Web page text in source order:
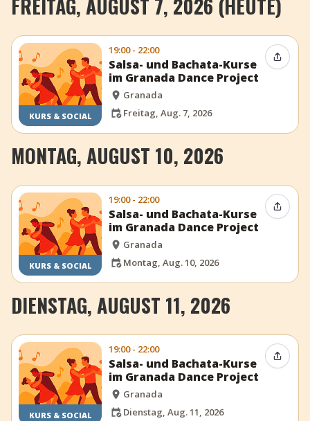
FREITAG, AUGUST 7, 2026 (HEUTE)
KURS & SOCIAL
19:00 - 22:00
Salsa- und Bachata-Kurse
im Granada Dance Project
Granada
Freitag, Aug. 7, 2026
Event
MONTAG, AUGUST 10, 2026
KURS & SOCIAL
19:00 - 22:00
Salsa- und Bachata-Kurse
im Granada Dance Project
Granada
Montag, Aug. 10, 2026
Event
DIENSTAG, AUGUST 11, 2026
KURS & SOCIAL
19:00 - 22:00
Salsa- und Bachata-Kurse
im Granada Dance Project
Granada
Dienstag, Aug. 11, 2026
Event